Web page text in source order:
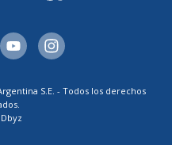
S.E. - Todos los derechos